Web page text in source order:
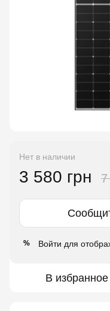
Нет в наличии
3 580 грн 7
% Войти для
В избранное